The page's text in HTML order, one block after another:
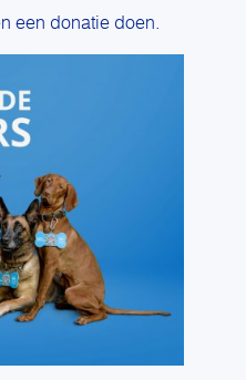
een donatie doen.